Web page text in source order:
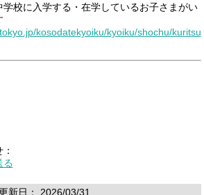
校に入学する・在学しているお子さまがい
kosodatekyoiku/kyoiku/shochu/kuritsu
る
新日： 2026/03/31